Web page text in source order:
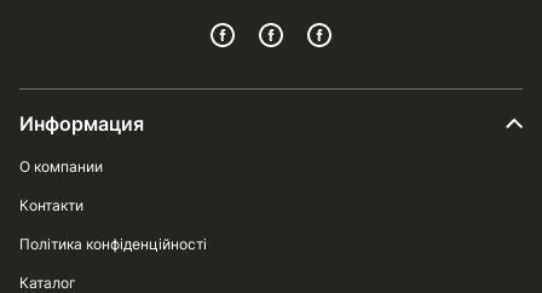
Информация
О компании
Контакти
Політика конфіденційності
Каталог